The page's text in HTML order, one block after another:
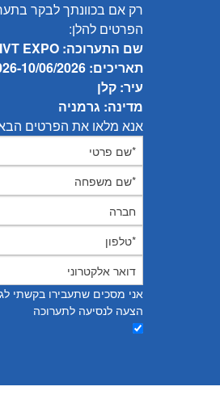
רק אם בכוונתך לבקר
הפרטים להלן:
שם התערוכה: IVT EXPO
תאריכים: 11/06/2026-10/06/2026
עיר: קלן
מדינה: גרמניה
אנא מלאו את הפרטים
אני מסכים שתעבירו בקשתי
הצעה לנסיעה לתערוכה